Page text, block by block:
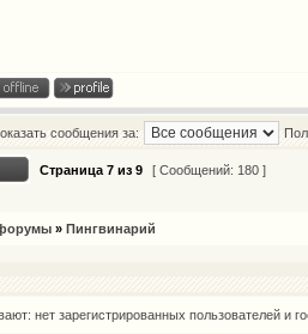
сообщения за:
Страница 7 из 9 [ Сообщений: 180 ]
» Пингвинарий
нет зарегистрированных пользователей и